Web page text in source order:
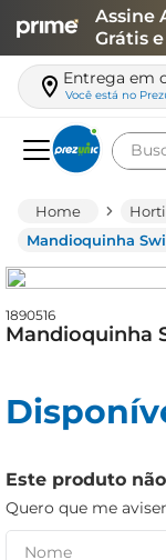
Assine
Grátis
Entrega em
Você está no
Mandioquinha
1890516
Mandioquinha
Este produto
Quero que me
leite
queijo
azeite
iogurte